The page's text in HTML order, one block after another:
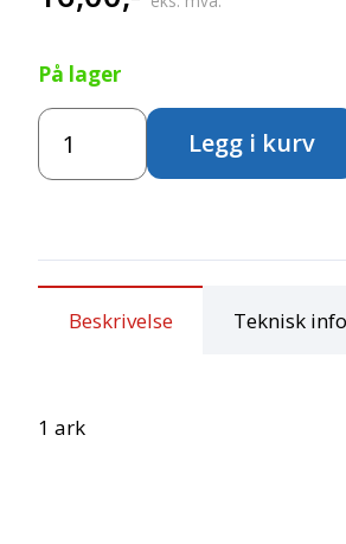
På lager
Stickers
Hunder
Legg i kurv
Beskrivelse Teknisk
1 ark